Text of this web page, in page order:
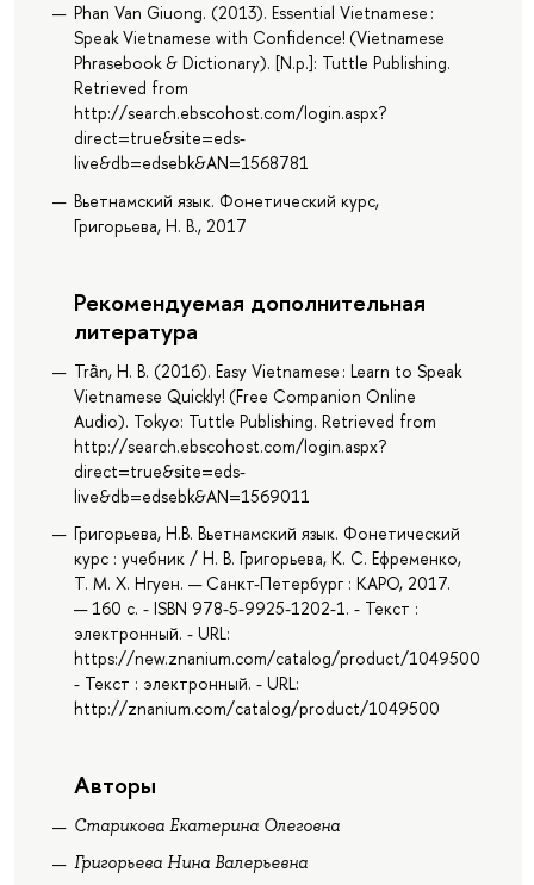
Phan Van Giuong. (2013). Essential Vietnamese :
Speak Vietnamese with Confidence! (Vietnamese
Phrasebook & Dictionary). [N.p.]: Tuttle Publishing.
Retrieved from
http://search.ebscohost.com/login.aspx?
direct=true&site=eds-
live&db=edsebk&AN=1568781
Вьетнамский язык. Фонетический курс,
Григорьева, Н. В., 2017
Рекомендуемая дополнительная
литература
Trà̂n, H. B. (2016). Easy Vietnamese : Learn to Speak
Vietnamese Quickly! (Free Companion Online
Audio). Tokyo: Tuttle Publishing. Retrieved from
http://search.ebscohost.com/login.aspx?
direct=true&site=eds-
live&db=edsebk&AN=1569011
Григорьева, Н.В. Вьетнамский язык. Фонетический
курс : учебник / Н. В. Григорьева, К. С. Ефременко,
Т. М. Х. Нгуен. — Санкт-Петербург : КАРО, 2017.
— 160 с. - ISBN 978-5-9925-1202-1. - Текст :
электронный. - URL:
https://new.znanium.com/catalog/product/1049500
- Текст : электронный. - URL:
http://znanium.com/catalog/product/1049500
Авторы
Старикова Екатерина Олеговна
Григорьева Нина Валерьевна